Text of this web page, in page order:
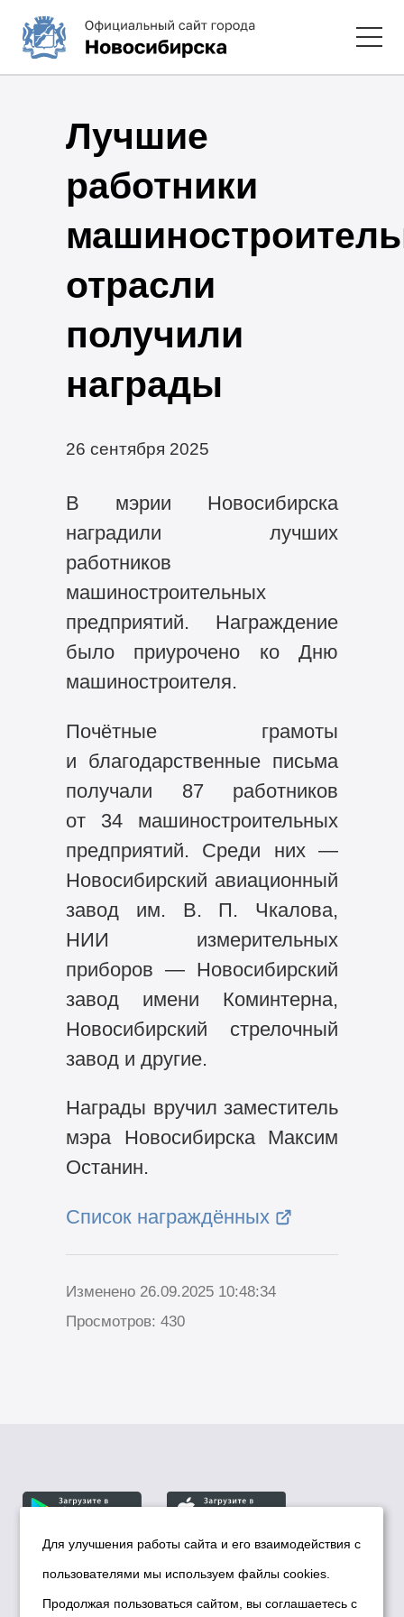
Лучшие
работники
отрасли
получили
награды
26 сентября 2025
В мэрии Новосибирска
наградили лучших
работников
машиностроительных
предприятий. Награждение
было приурочено ко Дню
машиностроителя.
Почётные грамоты
и благодарственные письма
получали 87 работников
от 34 машиностроительных
предприятий. Среди них —
Новосибирский авиационный
завод им. В. П. Чкалова,
НИИ измерительных
приборов — Новосибирский
завод имени Коминтерна,
Новосибирский стрелочный
завод и другие.
Награды вручил заместитель
мэра Новосибирска Максим
Останин.
Список награждённых
Изменено 26.09.2025 10:48:34
Просмотров: 430
© Департамент информационной политики мэрии
города Новосибирска, 2026
Для улучшения работы сайта и его взаимодействия с
пользователями мы используем файлы cookies.
Продолжая пользоваться сайтом, вы соглашаетесь с